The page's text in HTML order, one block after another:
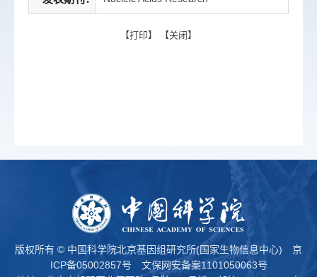
【打印】 【关闭 】
版权所有 © 中国科学院北京基因组研究所(国家生物信息中心) 京
ICP备05002857号
文保网安备案1101050063号